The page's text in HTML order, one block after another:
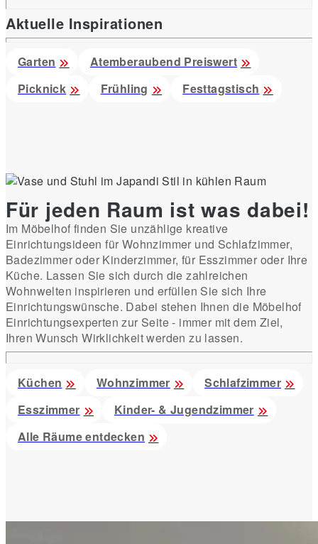
Aktuelle Inspirationen
Garten
Atemberaubend Preiswert
Picknick
Frühling Festtagstisch
Für jeden Raum ist was dabei!
Im Möbelhof finden Sie unzählige kreative
Einrichtungsideen für Wohnzimmer und Schlafzimmer,
Badezimmer oder Kinderzimmer, für Esszimmer oder Ihre
Küche. Lassen Sie sich durch die zahlreichen
Wohnwelten inspirieren und erfüllen Sie sich Ihre
Einrichtungswünsche. Dabei stehen Ihnen die Möbelhof
Einrichtungsexperten zur Seite - immer mit dem Ziel,
Ihren Wunsch Wirklichkeit werden zu lassen.
Küchen Wohnzimmer
Schlafzimmer
Esszimmer
Kinder- & Jugendzimmer
Alle Räume entdecken